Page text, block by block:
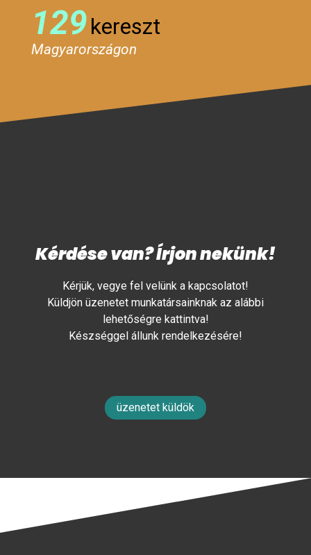
129kereszt
Magyarországon
Kérdése van? Írjon nekünk!
Kérjük, vegye fel velünk a kapcsolatot!
Küldjön üzenetet munkatársainknak az alábbi
lehetőségre kattintva!
Készséggel állunk rendelkezésére!
üzenetet küldök